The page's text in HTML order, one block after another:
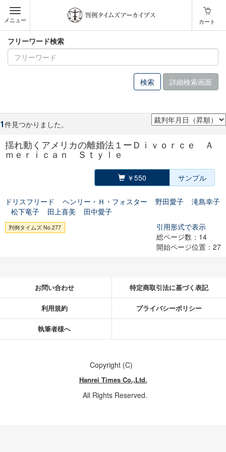
メニュー カート
フリーワード検索
詳細検索画面
1件見つかりました。
揺れ動くアメリカの離婚法１ーＤｉｖｏｒｃｅ Ａ
ｍｅｒｉｃａｎ Ｓｔｙｌｅ
￥550 サンプル
ドリスフリード ヘンリー・Ｈ・フォスター 野田愛子
滝島幸子
松下竜子
田上喜美 田中愛子
判例タイムズ No.277
引用形式で表示
総ページ数：14
開始ページ位置：27
お問い合わせ 特定商取引法に基づく表記
利用規約 プライバシーポリシー
執筆者様へ
Copyright (C)
Hanrei Times Co.,Ltd.
All Rights Reserved.